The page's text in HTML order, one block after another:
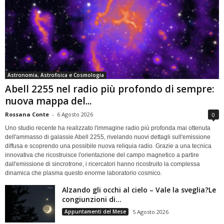
Astronomia, Astrofisica e Cosmologia
Abell 2255 nel radio più profondo di sempre:
nuova mappa del...
Rossana Conte - 6 Agosto 2026 0
Uno studio recente ha realizzato l'immagine radio più profonda mai ottenuta
dell'ammasso di galassie Abell 2255, rivelando nuovi dettagli sull'emissione
diffusa e scoprendo una possibile nuova reliquia radio. Grazie a una tecnica
innovativa che ricostruisce l'orientazione del campo magnetico a partire
dall'emissione di sincrotrone, i ricercatori hanno ricostruito la complessa
dinamica che plasma questo enorme laboratorio cosmico.
Alzando gli occhi al cielo – Vale la sveglia?Le
congiunzioni di...
Appuntamenti del Mese 5 Agosto 2026